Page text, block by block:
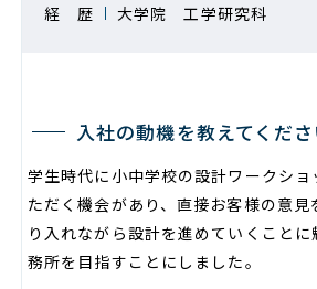
経 歴
大学院 工学研究科
入社の動機を教えてくださ
学生時代に小中学校の設計ワークシ
ただく機会があり、直接お客様の意見
り入れながら設計を進めていくこと
務所を目指すことにしました。